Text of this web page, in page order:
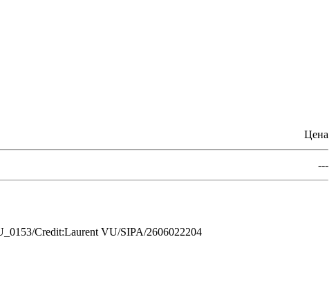
Цена
---
Credit:Laurent VU/SIPA/2606022204